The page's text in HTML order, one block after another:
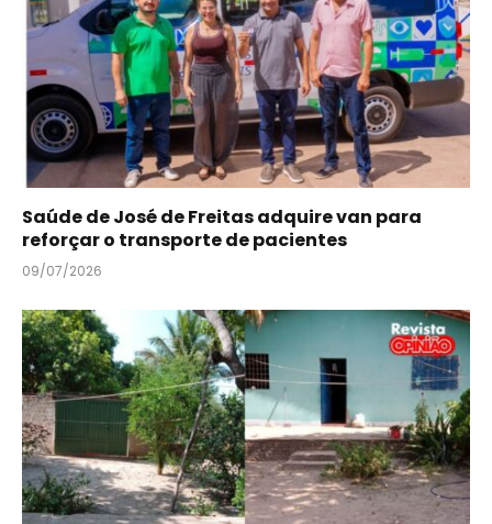
Saúde de José de Freitas adquire van para
reforçar o transporte de pacientes
09/07/2026